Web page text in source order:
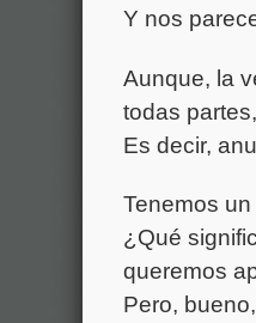
Y nos
Aunque, la
todas
Es decir,
Tenemos
¿Qué
queremos
Pero,